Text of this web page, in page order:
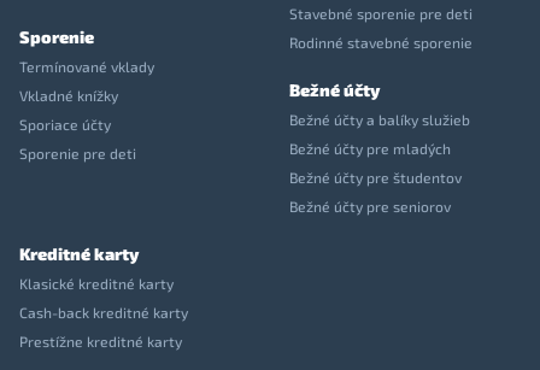
Sporenie
Termínované vklady
Vkladné knížky
Sporiace účty
Sporenie pre deti
Stavebné sporenie pre deti
Rodinné stavebné sporenie
Bežné účty
Bežné účty a balíky služieb
Bežné účty pre mladých
Bežné účty pre študentov
Bežné účty pre seniorov
Kreditné karty
Klasické kreditné karty
Cash-back kreditné karty
Prestížne kreditné karty